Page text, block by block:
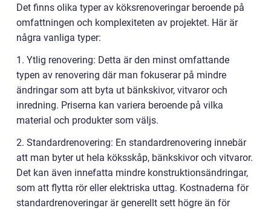
Det finns olika typer av köksrenoveringar beroende på
omfattningen och komplexiteten av projektet. Här är
några vanliga typer:
1. Ytlig renovering: Detta är den minst omfattande
typen av renovering där man fokuserar på mindre
ändringar som att byta ut bänkskivor, vitvaror och
inredning. Priserna kan variera beroende på vilka
material och produkter som väljs.
2. Standardrenovering: En standardrenovering innebär
att man byter ut hela köksskåp, bänkskivor och vitvaror.
Det kan även innefatta mindre konstruktionsändringar,
som att flytta rör eller elektriska uttag. Kostnaderna för
standardrenoveringar är generellt sett högre än för